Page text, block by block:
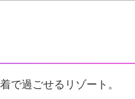
で過ごせるリゾート。